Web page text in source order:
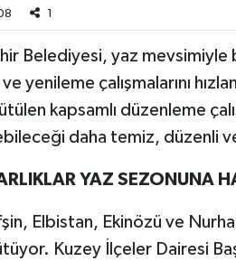
1
Belediyesi, yaz
yenileme çalışmalarını
kapsamlı düzenleme
daha temiz, düzenli
YAZ SEZONUNA
Elbistan, Ekinözü ve
Kuzey İlçeler Dairesi